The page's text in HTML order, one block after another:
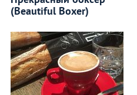
(Beautiful Boxer)